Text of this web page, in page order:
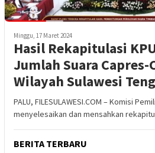
Minggu, 17 Maret 2024
Hasil Rekapitulasi
Jumlah Suara Capres-
Wilayah Sulawesi
PALU, FILESULAWESI.COM – Komisi
menyelesaikan dan mensahkan
BERITA TERBARU